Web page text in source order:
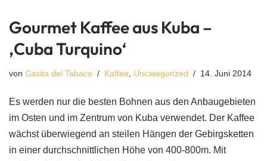
Gourmet Kaffee aus Kuba –
‚Cuba Turquino‘
von Casita del Tabaco Kaffee Uncategorized 14. Juni 2014
Es werden nur die besten Bohnen aus den Anbaugebieten
im Osten und im Zentrum von Kuba verwendet. Der Kaffee
wächst überwiegend an steilen Hängen der Gebirgsketten
in einer durchschnittlichen Höhe von 400-800m. Mit